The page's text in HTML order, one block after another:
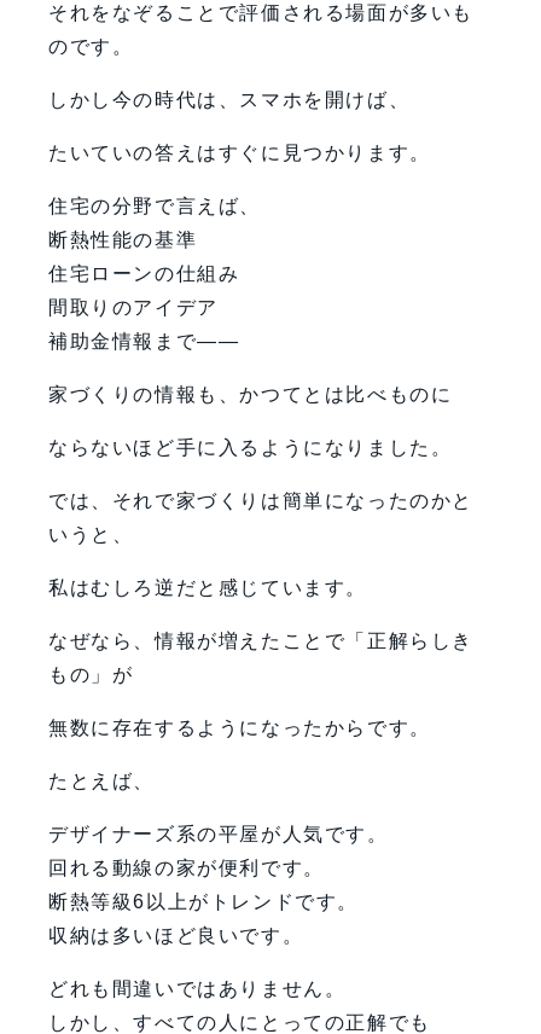
それをなぞることで評価される場面が多いも
のです。
しかし今の時代は、スマホを開けば、
たいていの答えはすぐに見つかります。
住宅の分野で言えば、
断熱性能の基準
住宅ローンの仕組み
間取りのアイデア
補助金情報まで――
家づくりの情報も、かつてとは比べものに
ならないほど手に入るようになりました。
では、それで家づくりは簡単になったのかと
いうと、
私はむしろ逆だと感じています。
なぜなら、情報が増えたことで「正解らしき
もの」が
無数に存在するようになったからです。
たとえば、
デザイナーズ系の平屋が人気です。
回れる動線の家が便利です。
断熱等級6以上がトレンドです。
収納は多いほど良いです。
どれも間違いではありません。
しかし、すべての人にとっての正解でも